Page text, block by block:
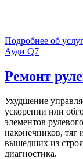
Подробнее об
Ауди Q7
Ремонт
Ухудшение
ускорении или
элементов
наконечников, тяг
вышедших из
диагностика.